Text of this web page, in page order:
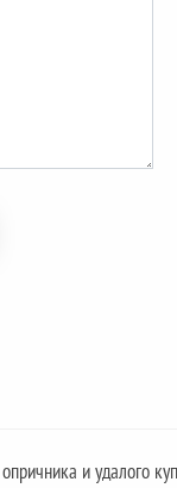
и удалого